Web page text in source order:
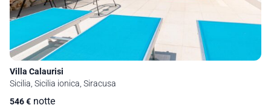
Villa Calaurisi
Sicilia, Sicilia ionica, Siracusa
546€ notte